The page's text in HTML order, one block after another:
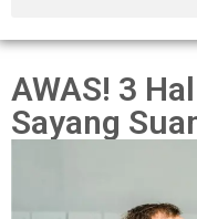
AWAS! 3
Sayang